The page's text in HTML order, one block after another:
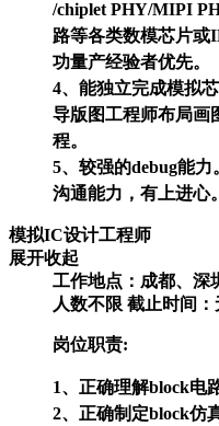
/chiplet PHY/MIPI
路等各类数模芯片或
功量产经验者优先。
4、能独立完成模拟
导版图工程师布局画
程。
5、较强的debug能
沟通能力，有上进心。
模拟IC设计工程师
展开收起
工作地点： 成都、深
人数不限 截止时间：
岗位职责:
1、正确理解block电
2、正确制定block仿